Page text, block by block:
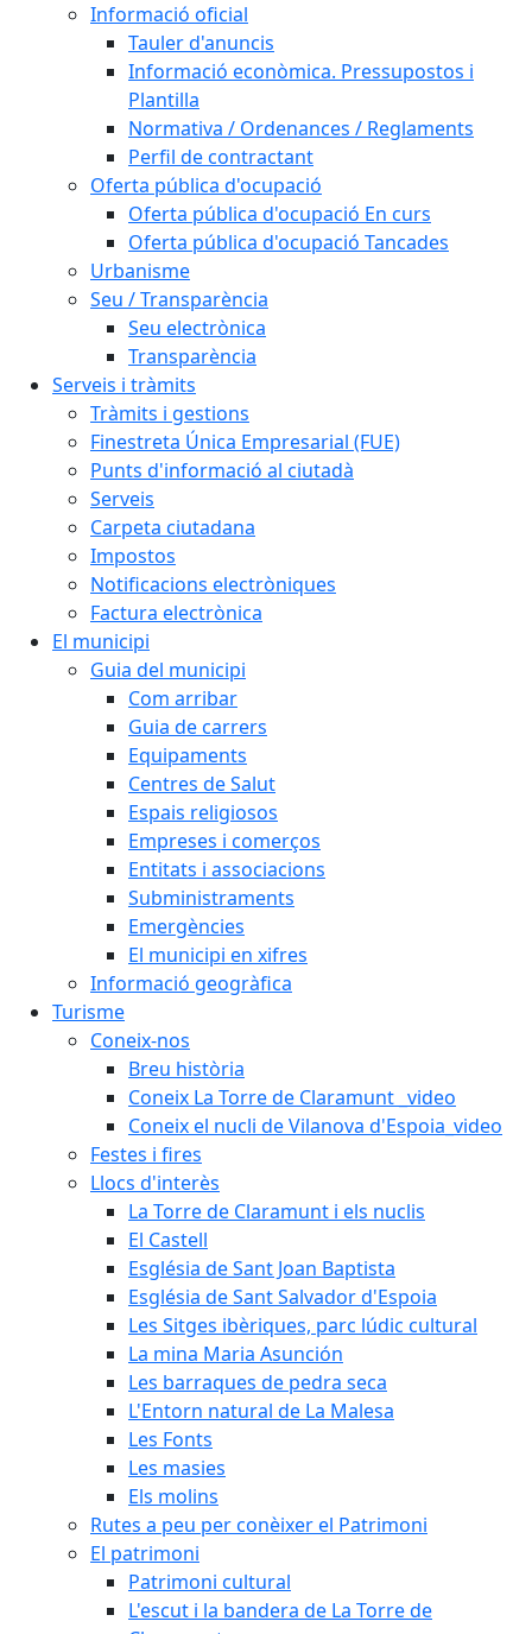
Informació oficial
Tauler d'anuncis
Informació econòmica. Pressupostos i
Plantilla
Normativa / Ordenances / Reglaments
Perfil de contractant
Oferta pública d'ocupació
Oferta pública d'ocupació En curs
Oferta pública d'ocupació Tancades
Urbanisme
Seu / Transparència
Seu electrònica
Transparència
Serveis i tràmits
Tràmits i gestions
Finestreta Única Empresarial (FUE)
Punts d'informació al ciutadà
Serveis
Carpeta ciutadana
Impostos
Notificacions electròniques
Factura electrònica
El municipi
Guia del municipi
Com arribar
Guia de carrers
Equipaments
Centres de Salut
Espais religiosos
Empreses i comerços
Entitats i associacions
Subministraments
Emergències
El municipi en xifres
Informació geogràfica
Turisme
Coneix-nos
Breu història
Coneix La Torre de Claramunt _video
Coneix el nucli de Vilanova d'Espoia_video
Festes i fires
Llocs d'interès
La Torre de Claramunt i els nuclis
El Castell
Església de Sant Joan Baptista
Església de Sant Salvador d'Espoia
Les Sitges ibèriques, parc lúdic cultural
La mina Maria Asunción
Les barraques de pedra seca
L'Entorn natural de La Malesa
Les Fonts
Les masies
Els molins
Rutes a peu per conèixer el Patrimoni
El patrimoni
Patrimoni cultural
L'escut i la bandera de La Torre de